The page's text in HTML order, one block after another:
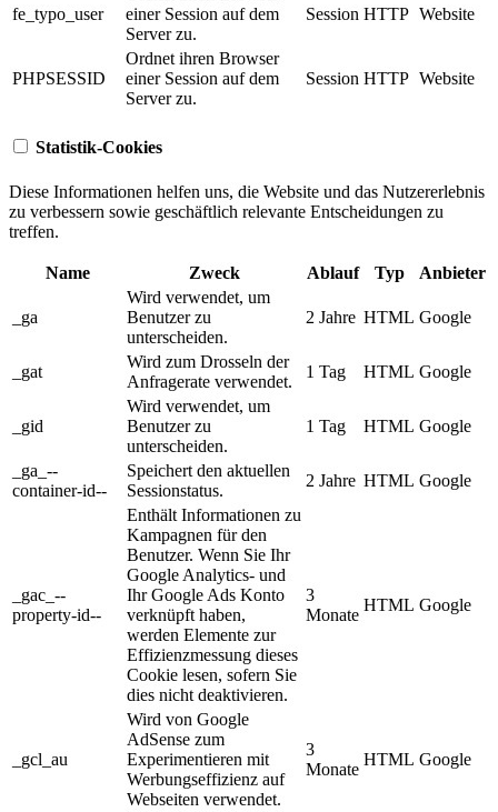
fe_typo_user
einer Session auf dem
Server zu.
Session HTTP Website
PHPSESSID
Ordnet ihren Browser
einer Session auf dem
Server zu.
Session HTTP Website
Statistik-Cookies
Diese Informationen helfen uns, die Website und das Nutzererlebnis
zu verbessern sowie geschäftlich relevante Entscheidungen zu
treffen.
Name Zweck Ablauf Typ Anbieter
_ga
Wird verwendet, um
Benutzer zu
unterscheiden.
2 Jahre HTML Google
_gat
Wird zum Drosseln der
Anfragerate verwendet.
1 Tag HTML Google
_gid
Wird verwendet, um
Benutzer zu
unterscheiden.
1 Tag HTML Google
_ga_--
container-id--
Speichert den aktuellen
Sessionstatus.
2 Jahre HTML Google
_gac_--
property-id--
Enthält Informationen zu
Kampagnen für den
Benutzer. Wenn Sie Ihr
Google Analytics- und
Ihr Google Ads Konto
verknüpft haben,
werden Elemente zur
Effizienzmessung dieses
Cookie lesen, sofern Sie
dies nicht deaktivieren.
3
Monate
HTML Google
_gcl_au
Wird von Google
AdSense zum
Experimentieren mit
Werbungseffizienz auf
Webseiten verwendet.
3
Monate
HTML Google